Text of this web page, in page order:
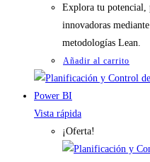
Explora tu potencial,
innovadoras
metodologías Lean.
Añadir al carrito
Vista rápida
¡Oferta!